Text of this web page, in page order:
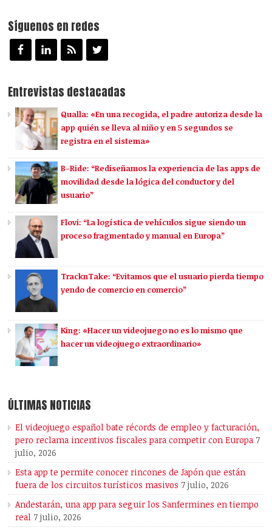
Síguenos en redes
Entrevistas destacadas
Qualla: «En una recogida, el padre autoriza desde la
app quién se lleva al niño y en 5 segundos se
registra en el sistema»
B-Ride: “Rediseñamos la experiencia de las apps de
movilidad desde la lógica del conductor y del
usuario”
Flovi: “La logística de vehículos sigue siendo un
proceso fragmentado y manual en Europa”
TracknTake: “Evitamos que el usuario pierda tiempo
yendo de comercio en comercio”
King: «Hacer un videojuego no es lo mismo que
hacer un videojuego extraordinario»
ÚLTIMAS NOTICIAS
El videojuego español bate récords de empleo y facturación,
pero reclama incentivos fiscales para competir con Europa 7
julio, 2026
Esta app te permite conocer rincones de Japón que están
fuera de los circuitos turísticos masivos 7 julio, 2026
Andestarán, una app para seguir los Sanfermines en tiempo
real 7 julio, 2026